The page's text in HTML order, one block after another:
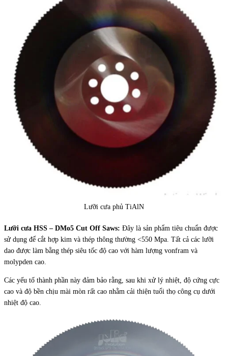
Lưỡi cưa phủ TiAlN
Lưỡi cưa HSS – DMo5 Cut Off Saws: Đây là sản phẩm tiêu chuẩn được
sử dụng để cắt hợp kim và thép thông thường <550 Mpa. Tất cả các lưỡi
dao được làm bằng thép siêu tốc độ cao với hàm lượng vonfram và
molypden cao.
Các yếu tố thành phần này đảm bảo rằng, sau khi xử lý nhiệt, độ cứng cực
cao và độ bền chịu mài mòn rất cao nhằm cải thiện tuổi thọ công cụ dưới
nhiệt độ cao.